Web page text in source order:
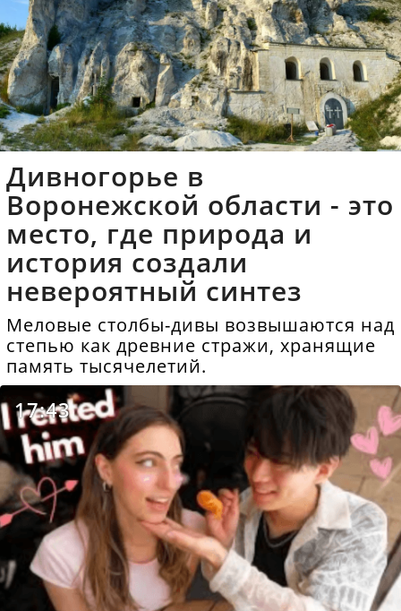
Дивногорье в
Воронежской области - это
место, где природа и
история создали
невероятный синтез
Меловые столбы-дивы возвышаются над
степью как древние стражи, хранящие
память тысячелетий.
17:43